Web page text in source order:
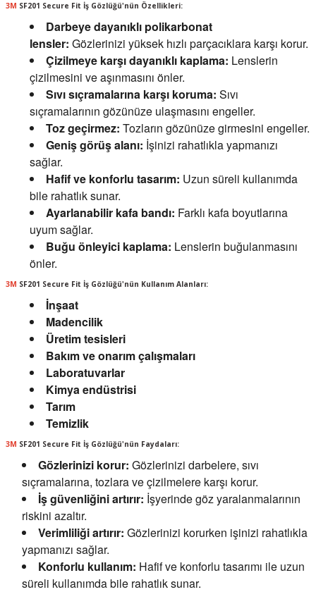
3M SF201 Secure Fit İş Gözlüğü'nün Özellikleri:
Darbeye dayanıklı polikarbonat
lensler: Gözlerinizi yüksek hızlı parçacıklara karşı korur.
Çizilmeye karşı dayanıklı kaplama: Lenslerin
çizilmesini ve aşınmasını önler.
Sıvı sıçramalarına karşı koruma: Sıvı
sıçramalarının gözünüze ulaşmasını engeller.
Toz geçirmez: Tozların gözünüze girmesini engeller.
Geniş görüş alanı: İşinizi rahatlıkla yapmanızı
sağlar.
Hafif ve konforlu tasarım: Uzun süreli kullanımda
bile rahatlık sunar.
Ayarlanabilir kafa bandı: Farklı kafa boyutlarına
uyum sağlar.
Buğu önleyici kaplama: Lenslerin buğulanmasını
önler.
3M SF201 Secure Fit İş Gözlüğü'nün Kullanım Alanları:
İnşaat
Madencilik
Üretim tesisleri
Bakım ve onarım çalışmaları
Laboratuvarlar
Kimya endüstrisi
Tarım
Temizlik
3M SF201 Secure Fit İş Gözlüğü'nün Faydaları:
Gözlerinizi korur: Gözlerinizi darbelere, sıvı
sıçramalarına, tozlara ve çizilmelere karşı korur.
İş güvenliğini artırır: İşyerinde göz yaralanmalarının
riskini azaltır.
Verimliliği artırır: Gözlerinizi korurken işinizi rahatlıkla
yapmanızı sağlar.
Konforlu kullanım: Hafif ve konforlu tasarımı ile uzun
süreli kullanımda bile rahatlık sunar.